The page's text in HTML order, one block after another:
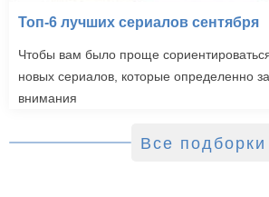
Топ-6 лучших сериалов сентября
Чтобы вам было проще
новых сериалов, которые определенно
внимания
Все подборки